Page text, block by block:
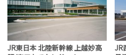
JR東日本 北陸新幹線 上越妙高
JR